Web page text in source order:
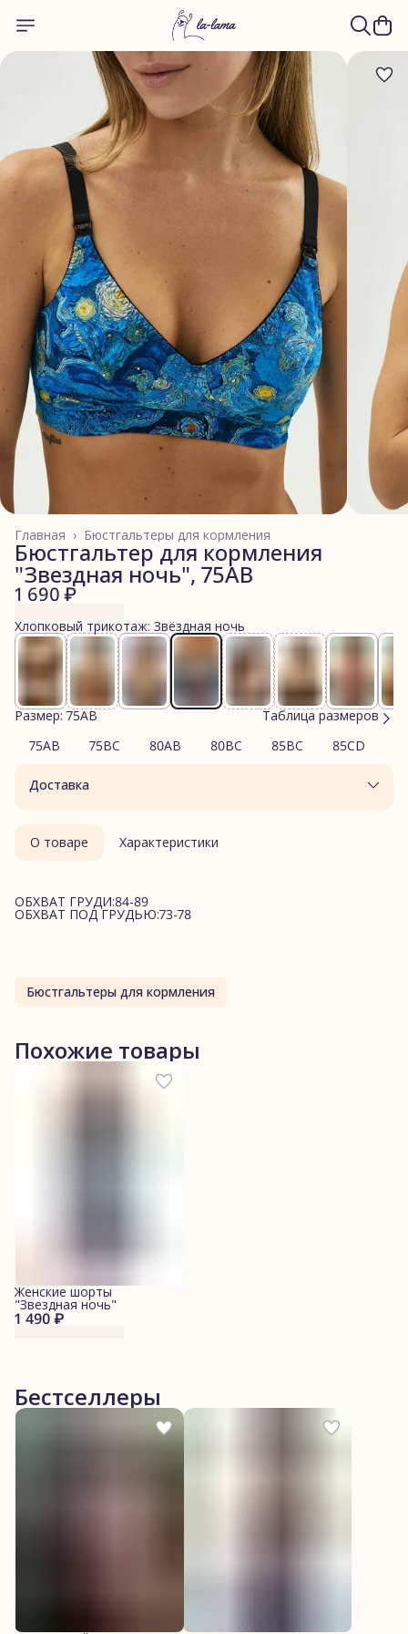
Бюстгальтеры для кормления
Главная ›
Бюстгальтер для кормления
"Звездная ночь", 75AB
1 690 ₽
Хлопковый трикотаж: Звёздная ночь
Размер: 75AB
Таблица размеров
75AB
75BC 80AB 80BC 85BC 85CD
Доставка
О товаре Характеристики
ОБХВАТ ГРУДИ:84-89
ОБХВАТ ПОД ГРУДЬЮ:73-78
Бюстгальтеры для кормления
Похожие товары
1 490 ₽
Женские шорты
"Звездная ночь"
Бестселлеры